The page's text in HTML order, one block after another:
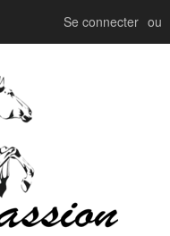
Se connecter ou